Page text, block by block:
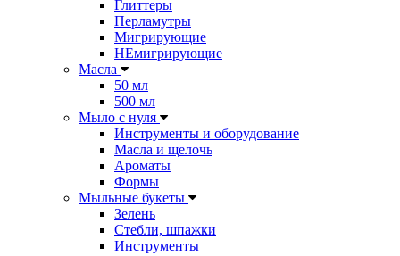
Глиттеры
Перламутры
Мигрирующие
НЕмигрирующие
Масла
50 мл
500 мл
Мыло с нуля
Инструменты и оборудование
Масла и щелочь
Ароматы
Формы
Мыльные букеты
Зелень
Стебли, шпажки
Инструменты